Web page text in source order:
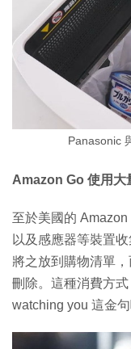
Panasonic
Amazon Go 使用大
至於美國的 Amazon
以及感應器等裝置
將之放到購物清單
刪除。這種消費方
watching you 這金句